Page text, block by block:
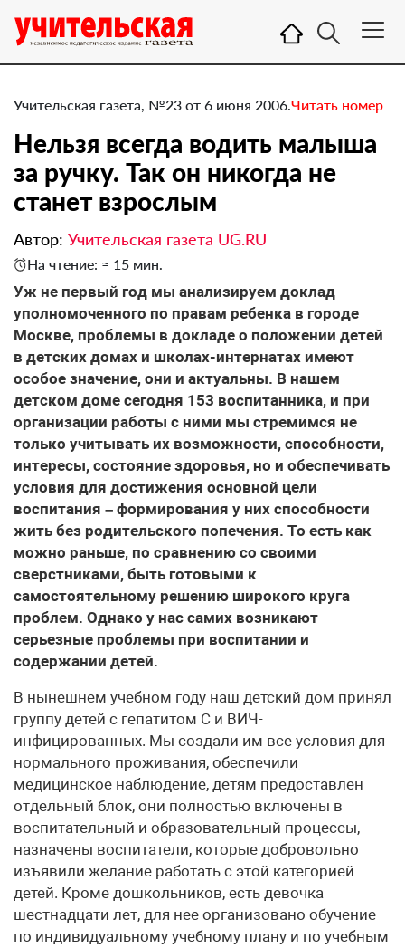
Учительская газета, №23 от 6 июня 2006.Читать номер
Нельзя всегда водить малыша
за ручку. Так он никогда не
станет взрослым
Автор: Учительская газета UG.RU
На чтение: ≈ 15 мин.
Уж не первый год мы анализируем доклад
уполномоченного по правам ребенка в городе
Москве, проблемы в докладе о положении детей
в детских домах и школах-интернатах имеют
особое значение, они и актуальны. В нашем
детском доме сегодня 153 воспитанника, и при
организации работы с ними мы стремимся не
только учитывать их возможности, способности,
интересы, состояние здоровья, но и обеспечивать
условия для достижения основной цели
воспитания – формирования у них способности
жить без родительского попечения. То есть как
можно раньше, по сравнению со своими
сверстниками, быть готовыми к
самостоятельному решению широкого круга
проблем. Однако у нас самих возникают
серьезные проблемы при воспитании и
содержании детей.
В нынешнем учебном году наш детский дом принял
группу детей с гепатитом С и ВИЧ-
инфицированных. Мы создали им все условия для
нормального проживания, обеспечили
медицинское наблюдение, детям предоставлен
отдельный блок, они полностью включены в
воспитательный и образовательный процессы,
назначены воспитатели, которые добровольно
изъявили желание работать с этой категорией
детей. Кроме дошкольников, есть девочка
шестнадцати лет, для нее организовано обучение
по индивидуальному учебному плану и по учебным